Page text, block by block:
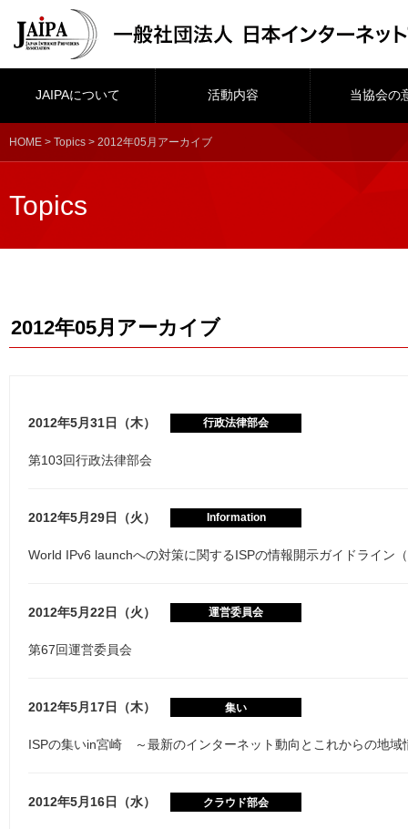
JAIPAについて 活動内容 当協会の
HOME > Topics > 2012年05月アーカイブ
Topics
2012年05月アーカイブ
2012年5月31日（木） 行政法律部会
第103回行政法律部会
2012年5月29日（火） Information
World IPv6 launchへの対策に関するISPの情報開示ガイドライン
2012年5月22日（火） 運営委員会
第67回運営委員会
2012年5月17日（木） 集い
ISPの集いin宮崎 ～最新のインターネット動向とこれからの地域
2012年5月16日（水） クラウド部会